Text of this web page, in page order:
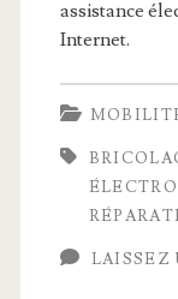
assistance
Internet.
LAISSEZ